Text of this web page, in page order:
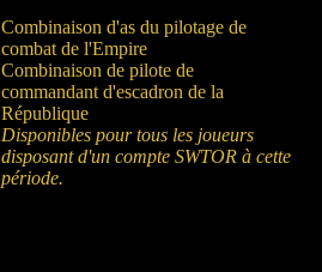
Combinaison d'as du pilotage de
combat de l'Empire
Combinaison de pilote de
commandant d'escadron de la
République
Disponibles pour tous les joueurs
disposant d'un compte SWTOR à cette
période.